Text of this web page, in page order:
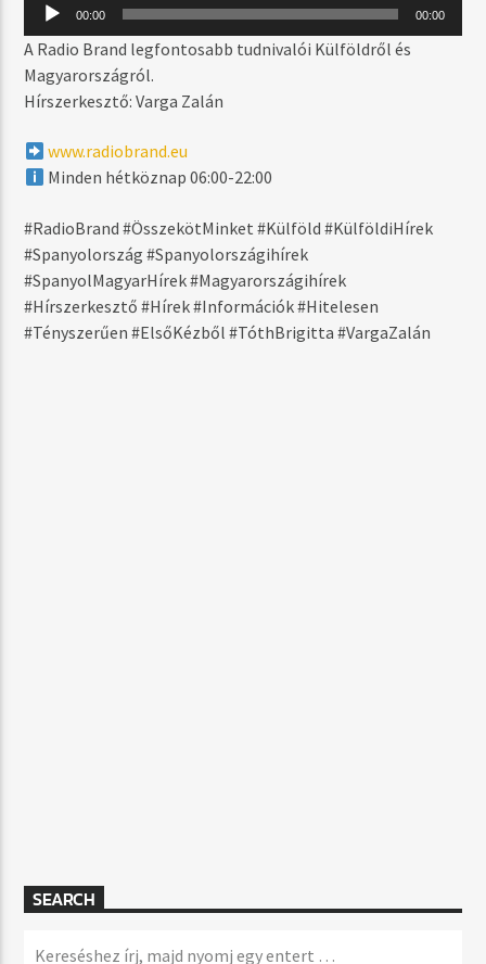
THE CREEPS
CAMILLE JONES FT. FEDDE LE GRAND
MŰSOR ADÁSBAN
06:00 17:59
00:00 00:00
A Radio Brand legfontosabb tudnivalói Külföldről és
Magyarországról.
Hírszerkesztő: Varga Zalán
www.radiobrand.eu
Minden hétköznap 06:00-22:00
#RadioBrand #ÖsszekötMinket #Külföld #KülföldiHírek
#Spanyolország #Spanyolországihírek
#SpanyolMagyarHírek #Magyarországihírek
#Hírszerkesztő #Hírek #Információk #Hitelesen
#Tényszerűen #ElsőKézből #TóthBrigitta #VargaZalán
SEARCH